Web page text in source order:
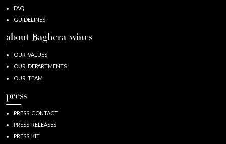
FAQ
GUIDELINES
about Baghera/wines
OUR VALUES
OUR DEPARTMENTS
OUR TEAM
press
PRESS CONTACT
PRESS RELEASES
PRESS KIT